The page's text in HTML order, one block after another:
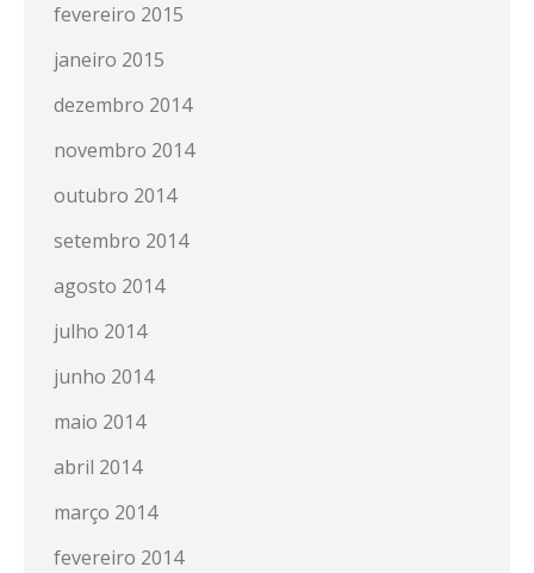
fevereiro 2015
janeiro 2015
dezembro 2014
novembro 2014
outubro 2014
setembro 2014
agosto 2014
julho 2014
junho 2014
maio 2014
abril 2014
março 2014
fevereiro 2014